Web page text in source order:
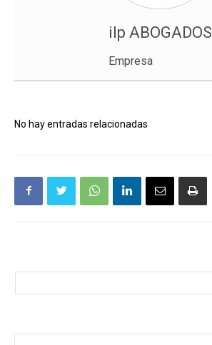
ilp ABOGADOS
Empresa
No hay entradas relacionadas